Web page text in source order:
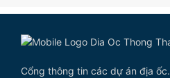
Cổng thông tin các dự án địa ốc.